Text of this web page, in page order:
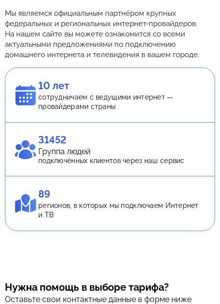
Мы являемся официальным партнёром крупных
федеральных и региональных интернет-провайдеров.
На нашем сайте вы можете ознакомится со всеми
актуальными предложениями по подключению
домашнего интернета и телевидения в вашем городе.
10 лет
сотрудничаем с ведущими интернет —
провайдерами страны
31452
Группа людей
подключённых клиентов через наш сервис
89
регионов, в которых мы подключаем Интернет
и ТВ
Нужна помощь в выборе тарифа?
Оставьте свои контактные данные в форме ниже